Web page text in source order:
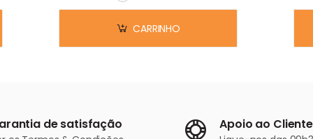
CARRINHO
de satisfação Apoio ao Cliente